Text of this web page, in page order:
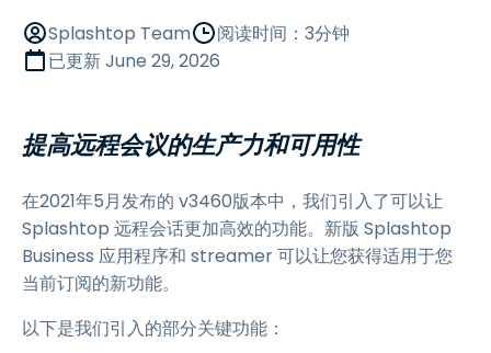
Splashtop Team
阅读时间：3分钟
已更新June 29, 2026
提高远程会议的生产力和可用性
在2021年5月发布的 v3460版本中，我们引入了可以让
Splashtop 远程会话更加高效的功能。新版 Splashtop
Business 应用程序和 streamer 可以让您获得适用于您
当前订阅的新功能。
以下是我们引入的部分关键功能：